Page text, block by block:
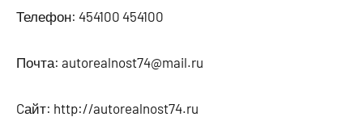
Телефон: 454100 454100
Почта: autorealnost74@mail.ru
Cайт: http://autorealnost74.ru